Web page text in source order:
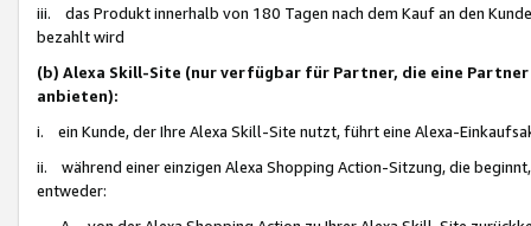
iii. das Produkt innerhalb von 180 Tagen nach dem Kauf an den
bezahlt wird
(b) Alexa Skill-Site (nur verfügbar für Partner, die eine
anbieten):
i. ein Kunde, der Ihre Alexa Skill-Site nutzt, führt eine Alexa-
ii. während einer einzigen Alexa Shopping Action-Sitzung, die
entweder: